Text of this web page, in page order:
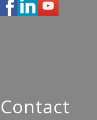
Contact